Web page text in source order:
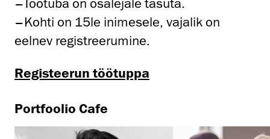
–Töötuba on osalejale tasuta.
–Kohti on 15le inimesele, vajalik on
eelnev registreerumine.
Registeerun töötuppa
Portfoolio Cafe